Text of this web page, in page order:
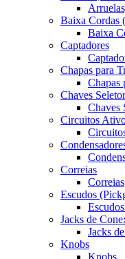
Baixa Cordas
Baixa
Captadores
Chapas para
Chapas
Chaves
Chaves
Circuitos
Correias
Correias
Escudos
Jacks de
Jacks
Knobs
Knobs